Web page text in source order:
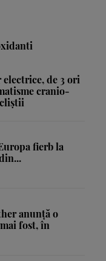
de 3 ori
cranio-
fierb la
anunță o
fost, în